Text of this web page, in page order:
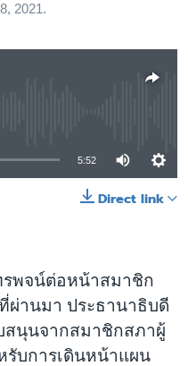
2021.
available
5:52
Direct link
รพจน์ต่อหน้าสมาชิก
ผ่านมา ประธานาธิบดี
สนุนจากสมาชิกสภาผู้
บการเดินหน้าแผน